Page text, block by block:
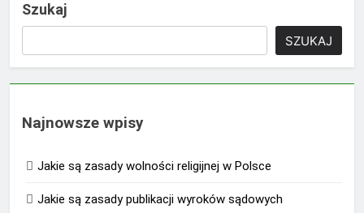
Szukaj
SZUKAJ
Najnowsze wpisy
Jakie są zasady wolności religijnej w Polsce
Jakie są zasady publikacji wyroków sądowych